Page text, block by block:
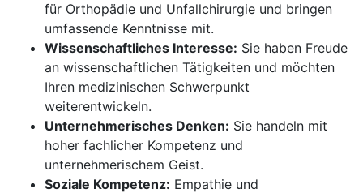
für Orthopädie und Unfallchirurgie und bringen
umfassende Kenntnisse mit.
Wissenschaftliches Interesse: Sie haben Freude
an wissenschaftlichen Tätigkeiten und möchten
Ihren medizinischen Schwerpunkt
weiterentwickeln.
Unternehmerisches Denken: Sie handeln mit
hoher fachlicher Kompetenz und
unternehmerischem Geist.
Soziale Kompetenz: Empathie und